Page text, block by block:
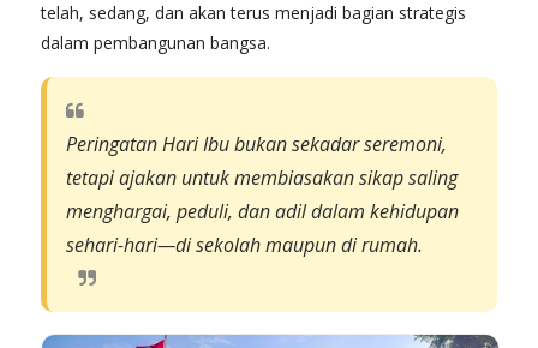
telah, sedang, dan akan terus menjadi bagian strategis
dalam pembangunan bangsa.
Peringatan Hari Ibu bukan sekadar seremoni,
tetapi ajakan untuk membiasakan sikap saling
menghargai, peduli, dan adil dalam kehidupan
sehari-hari—di sekolah maupun di rumah.